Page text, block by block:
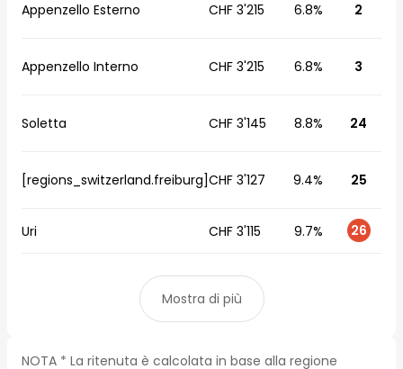
Appenzello Esterno CHF 3'215 6.8% 2
Appenzello Interno CHF 3'215 6.8% 3
Soletta CHF 3'145 8.8% 24
[regions_switzerland.freiburg]CHF 3'127 9.4% 25
Uri CHF 3'115 9.7% 26
Mostra di più
NOTA * La ritenuta è calcolata in base alla regione